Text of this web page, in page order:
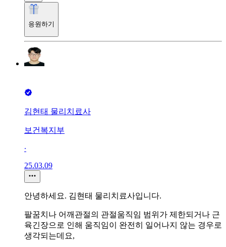
응원하기
김현태 물리치료사
보건복지부
∙
25.03.09
안녕하세요. 김현태 물리치료사입니다.
팔꿈치나 어깨관절의 관절움직임 범위가 제한되거나 근
육긴장으로 인해 움직임이 완전히 일어나지 않는 경우로
생각되는데요,